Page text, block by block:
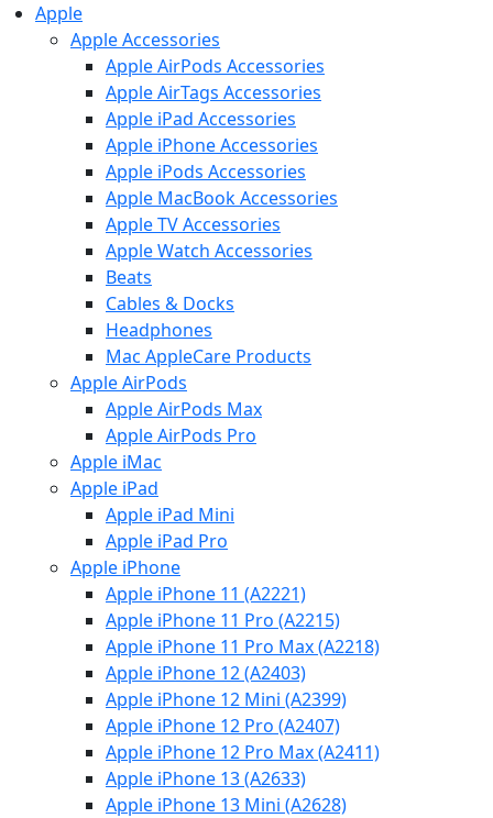
Apple
Apple Accessories
Apple AirPods Accessories
Apple AirTags Accessories
Apple iPad Accessories
Apple iPhone Accessories
Apple iPods Accessories
Apple MacBook Accessories
Apple TV Accessories
Apple Watch Accessories
Beats
Cables & Docks
Headphones
Mac AppleCare Products
Apple AirPods
Apple AirPods Max
Apple AirPods Pro
Apple iMac
Apple iPad
Apple iPad Mini
Apple iPad Pro
Apple iPhone
Apple iPhone 11 (A2221)
Apple iPhone 11 Pro (A2215)
Apple iPhone 11 Pro Max (A2218)
Apple iPhone 12 (A2403)
Apple iPhone 12 Mini (A2399)
Apple iPhone 12 Pro (A2407)
Apple iPhone 12 Pro Max (A2411)
Apple iPhone 13 (A2633)
Apple iPhone 13 Mini (A2628)